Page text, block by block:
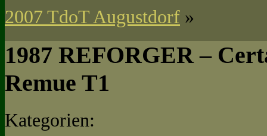
2007 TdoT Augustdorf »
1987 REFORGER –
Remue T1
Kategorien: